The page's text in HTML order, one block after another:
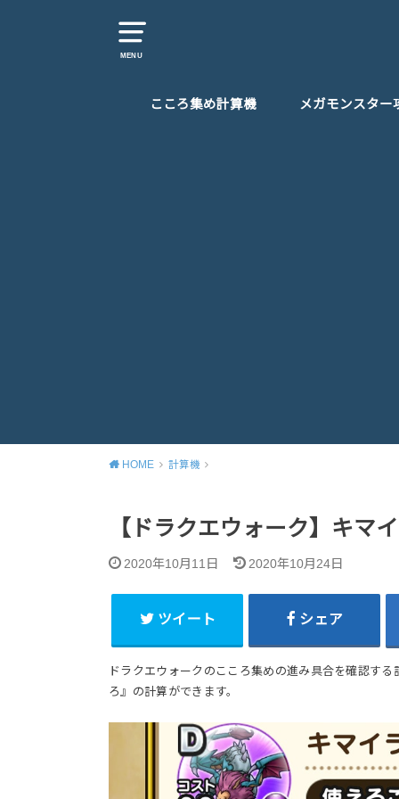
MENU
こころ集め計算機 メガモンスター
HOME 計算機
【ドラクエウォーク】キマ
2020年10月11日 2020年10月24日
ツイート シェア
ドラクエウォークのこころ集めの進み具合を確認す
ろ』の計算ができます。